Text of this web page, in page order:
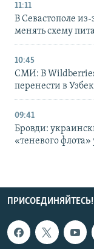
11:11
В Севастополе
менять схему
10:45
СМИ: В Wildberries
перенести в
09:41
Бровди:
«теневого
ПРИСОЕДИНЯЙТЕСЬ!